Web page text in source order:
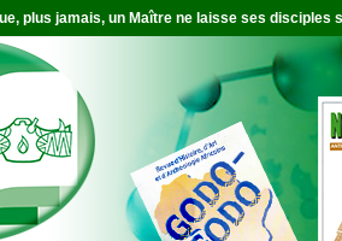
plus jamais, un Maître ne laisse ses disciples